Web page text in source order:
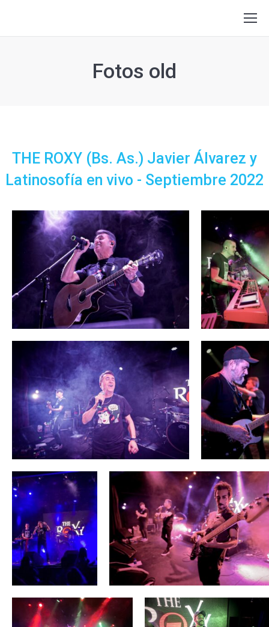
Fotos old
THE ROXY (Bs. As.) Javier Álvarez y
Latinosofía en vivo - Septiembre 2022